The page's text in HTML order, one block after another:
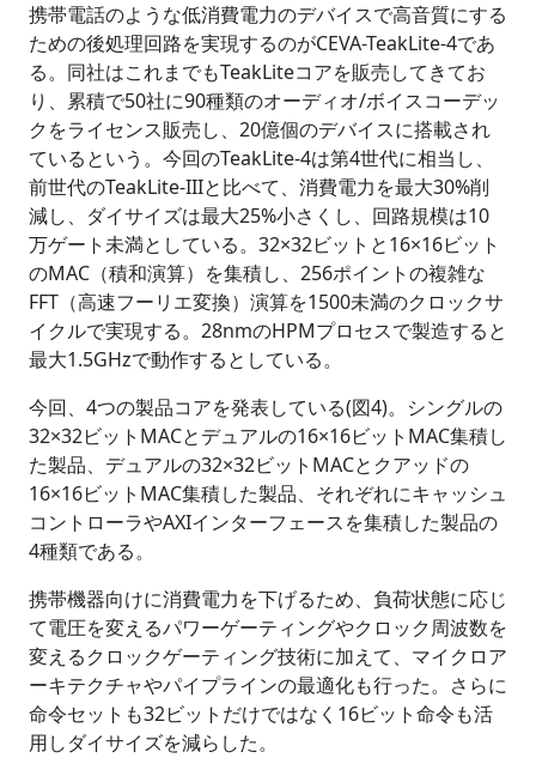
携帯電話のような低消費電力のデバイスで高音質にする
ための後処理回路を実現するのがCEVA-TeakLite-4であ
る。同社はこれまでもTeakLiteコアを販売してきてお
り、累積で50社に90種類のオーディオ/ボイスコーデッ
クをライセンス販売し、20億個のデバイスに搭載され
ているという。今回のTeakLite-4は第4世代に相当し、
前世代のTeakLite-IIIと比べて、消費電力を最大30%削
減し、ダイサイズは最大25%小さくし、回路規模は10
万ゲート未満としている。32×32ビットと16×16ビット
のMAC（積和演算）を集積し、256ポイントの複雑な
FFT（高速フーリエ変換）演算を1500未満のクロックサ
イクルで実現する。28nmのHPMプロセスで製造すると
最大1.5GHzで動作するとしている。
今回、4つの製品コアを発表している(図4)。シングルの
32×32ビットMACとデュアルの16×16ビットMAC集積し
た製品、デュアルの32×32ビットMACとクアッドの
16×16ビットMAC集積した製品、それぞれにキャッシュ
コントローラやAXIインターフェースを集積した製品の
4種類である。
携帯機器向けに消費電力を下げるため、負荷状態に応じ
て電圧を変えるパワーゲーティングやクロック周波数を
変えるクロックゲーティング技術に加えて、マイクロア
ーキテクチャやパイプラインの最適化も行った。さらに
命令セットも32ビットだけではなく16ビット命令も活
用しダイサイズを減らした。